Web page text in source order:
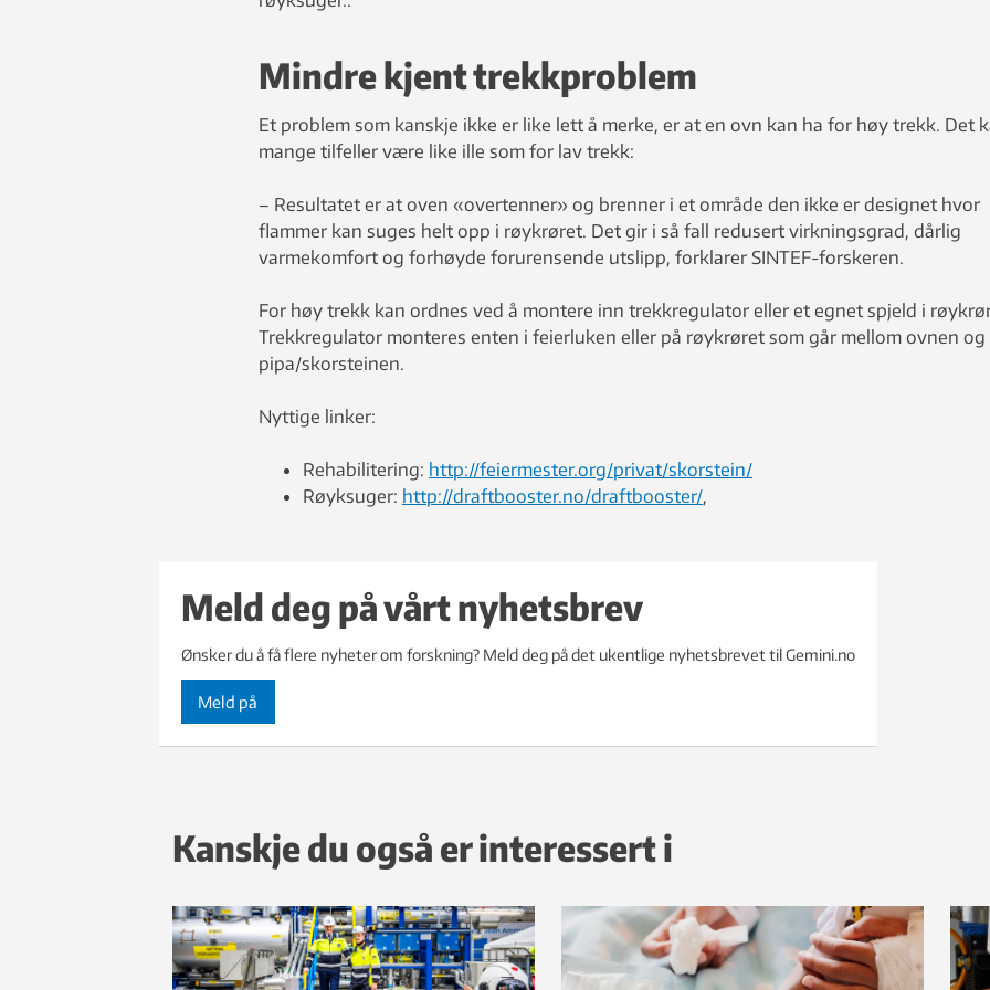
Mindre kjent trekkproblem
Et problem som kanskje ikke er like lett å merke, er at en ovn kan ha for høy trekk. Det
mange tilfeller være like ille som for lav trekk:
– Resultatet er at oven «overtenner» og brenner i et område den ikke er designet hvor
flammer kan suges helt opp i røykrøret. Det gir i så fall redusert virkningsgrad, dårlig
varmekomfort og forhøyde forurensende utslipp, forklarer SINTEF-forskeren.
For høy trekk kan ordnes ved å montere inn trekkregulator eller et egnet spjeld i
Trekkregulator monteres enten i feierluken eller på røykrøret som går mellom ovnen og
pipa/skorsteinen.
Nyttige linker:
Rehabilitering: http://feiermester.org/privat/skorstein/
Røyksuger: http://draftbooster.no/draftbooster/,
Meld deg på vårt nyhetsbrev
Ønsker du å få flere nyheter om forskning? Meld deg på det ukentlige nyhetsbrevet til Gemini.no
Meld på
Kanskje du også er interessert i